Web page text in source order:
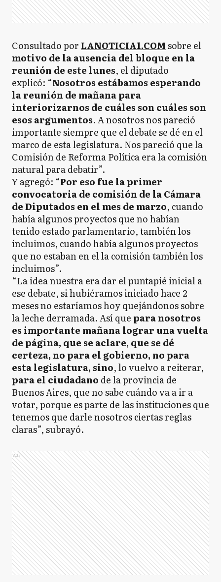
Consultado por LANOTICIA1.COMsobre el
motivo de la ausencia del bloque en la
reunión de este lunes, el diputado
explicó: “Nosotros estábamos esperando
la reunión de mañana para
interiorizarnos de cuáles son cuáles son
esos argumentos. A nosotros nos pareció
importante siempre que el debate se dé en el
marco de esta legislatura. Nos pareció que la
Comisión de Reforma Política era la comisión
natural para debatir”.
Y agregó: “Por eso fue la primer
convocatoria de comisión de la Cámara
de Diputados en el mes de marzo, cuando
había algunos proyectos que no habían
tenido estado parlamentario, también los
incluimos, cuando había algunos proyectos
que no estaban en el la comisión también los
incluimos”.
“La idea nuestra era dar el puntapié inicial a
ese debate, si hubiéramos iniciado hace 2
meses no estaríamos hoy quejándonos sobre
la leche derramada. Así que para nosotros
es importante mañana lograr una vuelta
de página, que se aclare, que se dé
certeza, no para el gobierno, no para
esta legislatura, sino, lo vuelvo a reiterar,
para el ciudadano de la provincia de
Buenos Aires, que no sabe cuándo va a ir a
votar, porque es parte de las instituciones que
tenemos que darle nosotros ciertas reglas
claras”, subrayó.
Ads